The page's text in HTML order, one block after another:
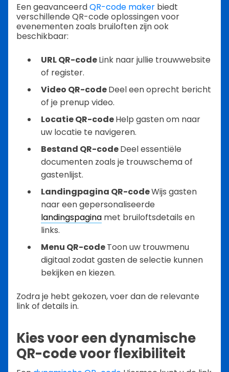
Een geavanceerdQR-code maker biedt
verschillende QR-code oplossingen voor
evenementen zoals bruiloften zijn ook
beschikbaar:
URL QR-codeLink naar jullie trouwwebsite
of register.
Video QR-codeDeel een oprecht bericht
of je prenup video.
Locatie QR-codeHelp gasten om naar
uw locatie te navigeren.
Bestand QR-codeDeel essentiële
documenten zoals je trouwschema of
gastenlijst.
Landingpagina QR-codeWijs gasten
naar een gepersonaliseerde
landingspagina met bruiloftsdetails en
links.
Menu QR-codeToon uw trouwmenu
digitaal zodat gasten de selectie kunnen
bekijken en kiezen.
Zodra je hebt gekozen, voer dan de relevante
link of details in.
Kies voor een dynamische
QR-code voor flexibiliteit